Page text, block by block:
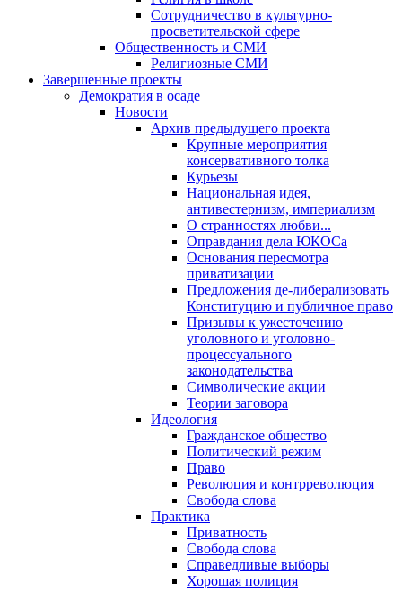
Сотрудничество в культурно-
просветительской сфере
Общественность и СМИ
Религиозные СМИ
Завершенные проекты
Демократия в осаде
Новости
Архив предыдущего проекта
Крупные мероприятия
консервативного толка
Курьезы
Национальная идея,
антивестернизм, империализм
О странностях любви...
Оправдания дела ЮКОСа
Основания пересмотра
приватизации
Предложения де-либерализовать
Конституцию и публичное право
Призывы к ужесточению
уголовного и уголовно-
процессуального
законодательства
Символические акции
Теории заговора
Идеология
Гражданское общество
Политический режим
Право
Революция и контрреволюция
Свобода слова
Практика
Приватность
Свобода слова
Справедливые выборы
Хорошая полиция